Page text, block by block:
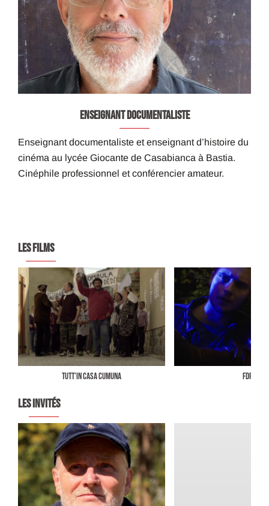
ENSEIGNANT DOCUMENTALISTE
Enseignant documentaliste et enseignant d’histoire du
cinéma au lycée Giocante de Casabianca à Bastia.
Cinéphile professionnel et conférencier amateur.
LES FILMS
TUTT’IN CASA CUMUNA FDP
LES INVITÉS